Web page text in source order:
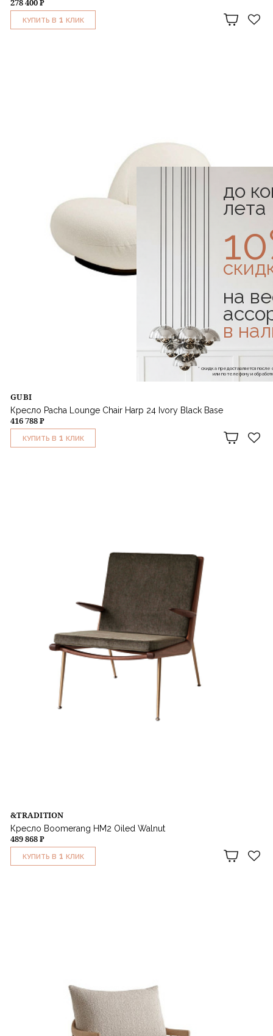
278 400 ₽
КУПИТЬ В 1 КЛИК
GUBI
Кресло Pacha Lounge Chair Harp 24 Ivory Black Base
416 788 ₽
КУПИТЬ В 1 КЛИК
&TRADITION
Кресло Boomerang HM2 Oiled Walnut
489 868 ₽
КУПИТЬ В 1 КЛИК
до
лета
на
в
* скидка предоставляется
или по телефону и